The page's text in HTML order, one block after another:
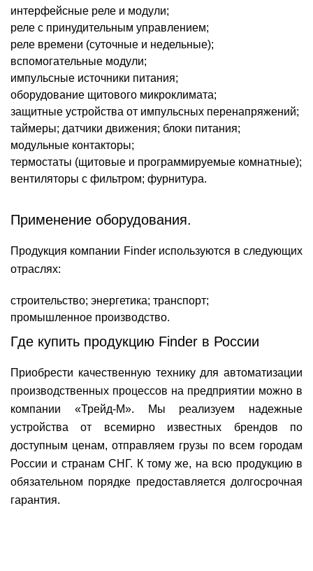
интерфейсные реле и модули;
реле с принудительным управлением;
реле времени (суточные и недельные);
вспомогательные модули;
импульсные источники питания;
оборудование щитового микроклимата;
защитные устройства от импульсных перенапряжений;
таймеры; датчики движения; блоки питания;
модульные контакторы;
термостаты (щитовые и программируемые комнатные);
вентиляторы с фильтром; фурнитура.
Применение оборудования.
Продукция компании Finder используются в следующих
отраслях:
строительство; энергетика; транспорт;
промышленное производство.
Где купить продукцию Finder в России
Приобрести качественную технику для автоматизации
производственных процессов на предприятии можно в
компании «Трейд-М». Мы реализуем надежные
устройства от всемирно известных брендов по
доступным ценам, отправляем грузы по всем городам
России и странам СНГ. К тому же, на всю продукцию в
обязательном порядке предоставляется долгосрочная
гарантия.